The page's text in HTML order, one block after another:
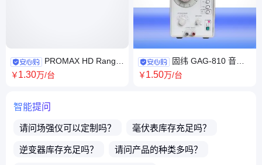
PROMAX HD Ranger
3电视信号分析仪 场强仪 中国
￥1.30万/台
固纬 GAG-810 音频
信号发生器 1MHz频率输出低
￥1.50万/台
智能提问
请问场强仪可以定制吗？ 毫伏表库存充足吗？
逆变器库存充足吗？ 请问产品的种类多吗？